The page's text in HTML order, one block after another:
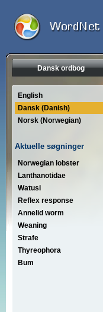
Dansk ordbog
English
Dansk (Danish)
Norsk (Norwegian)
Aktuelle søgninger
Norwegian lobster
Lanthanotidae
Watusi
Reflex response
Annelid worm
Weaning
Strafe
Thyreophora
Bum